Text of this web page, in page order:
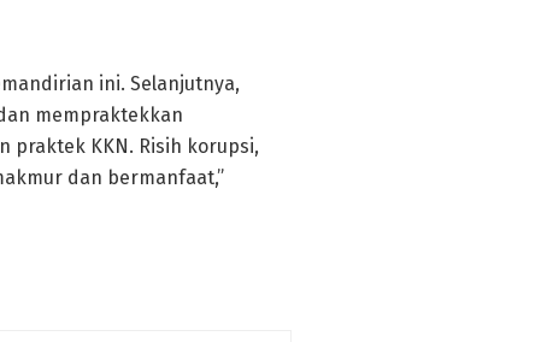
ini. Selanjutnya,
mempraktekkan
praktek KKN. Risih korupsi,
dan bermanfaat,”